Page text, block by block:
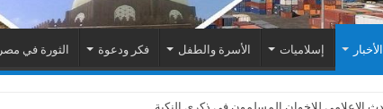
الأخبار إسلاميات الأسرة والطفل فكر ودعوة الثورة في مصر